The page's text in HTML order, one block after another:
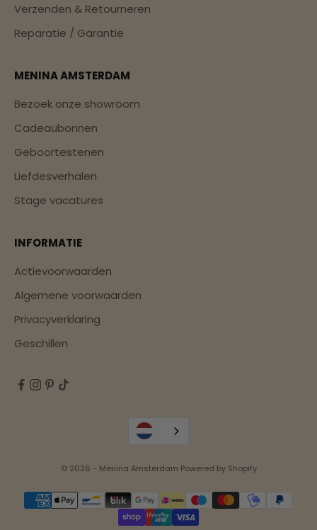
Verzenden & Retourneren
Reparatie / Garantie
MENINA AMSTERDAM
Bezoek onze showroom
Cadeaubonnen
Geboortestenen
Liefdesverhalen
Stage vacatures
INFORMATIE
Actievoorwaarden
Algemene voorwaarden
Privacyverklaring
Geschillen
© 2026 - Menina Amsterdam Powered by Shopify